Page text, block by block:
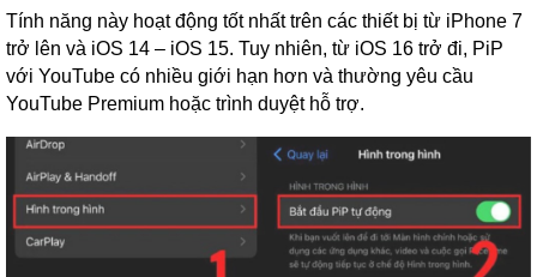
Tính năng này hoạt động tốt nhất trên các thiết bị từ iPhone 7
trở lên và iOS 14 – iOS 15. Tuy nhiên, từ iOS 16 trở đi, PiP
với YouTube có nhiều giới hạn hơn và thường yêu cầu
YouTube Premium hoặc trình duyệt hỗ trợ.